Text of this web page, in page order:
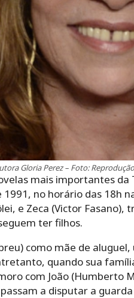
Gloria Perez – Foto:
mais importantes da
no horário das 18h
e Zeca (Victor
ter filhos.
como mãe de
quando sua
com João (Humberto
a disputar a